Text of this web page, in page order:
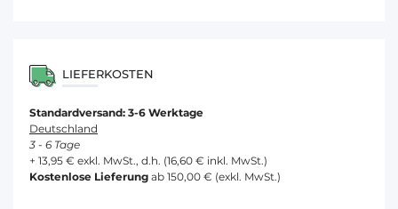
LIEFERKOSTEN
Standardversand: 3-6 Werktage
Deutschland
3 - 6 Tage
+ 13,95 € exkl. MwSt., d.h. (16,60 € inkl. MwSt.)
Kostenlose Lieferung ab 150,00 € (exkl. MwSt.)